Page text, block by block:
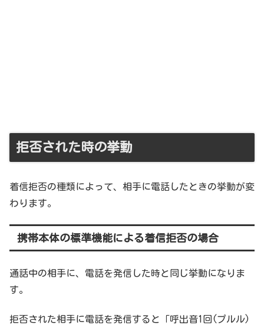
拒否された時の挙動
着信拒否の種類によって、相手に電話したときの挙動が変
わります。
携帯本体の標準機能による着信拒否の場合
通話中の相手に、電話を発信した時と同じ挙動になりま
す。
拒否された相手に電話を発信すると「呼出音1回(プルル)